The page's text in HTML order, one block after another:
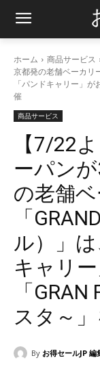
ホーム 商品サービス
京都発の老舗ベーカリ
「パンドキャリー」
催
商品サービス
【7/22
ーパン
の老舗
「
ル）」
キャリ
「
スタ～
By お得セールJP 編